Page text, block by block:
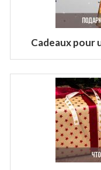
Cadeaux pour